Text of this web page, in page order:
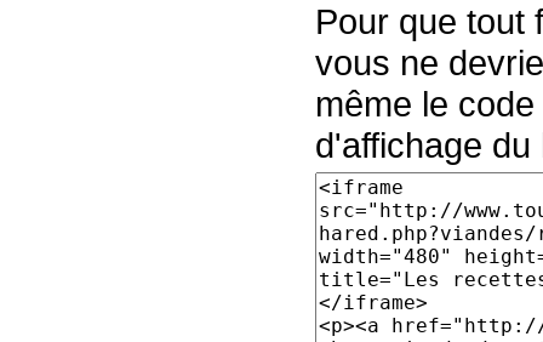
Pour que tout
vous ne
même le
d'affichage du